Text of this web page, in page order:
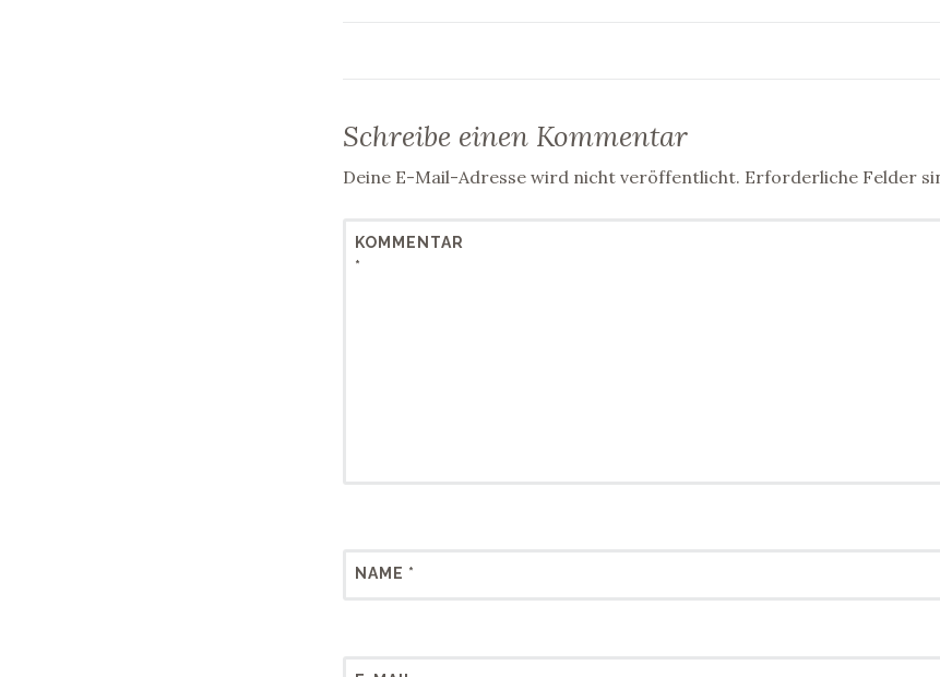
Schreibe einen Kommentar
Deine E-Mail-Adresse wird nicht veröffentlicht. Erforderliche Felder
KOMMENTAR
*
NAME *